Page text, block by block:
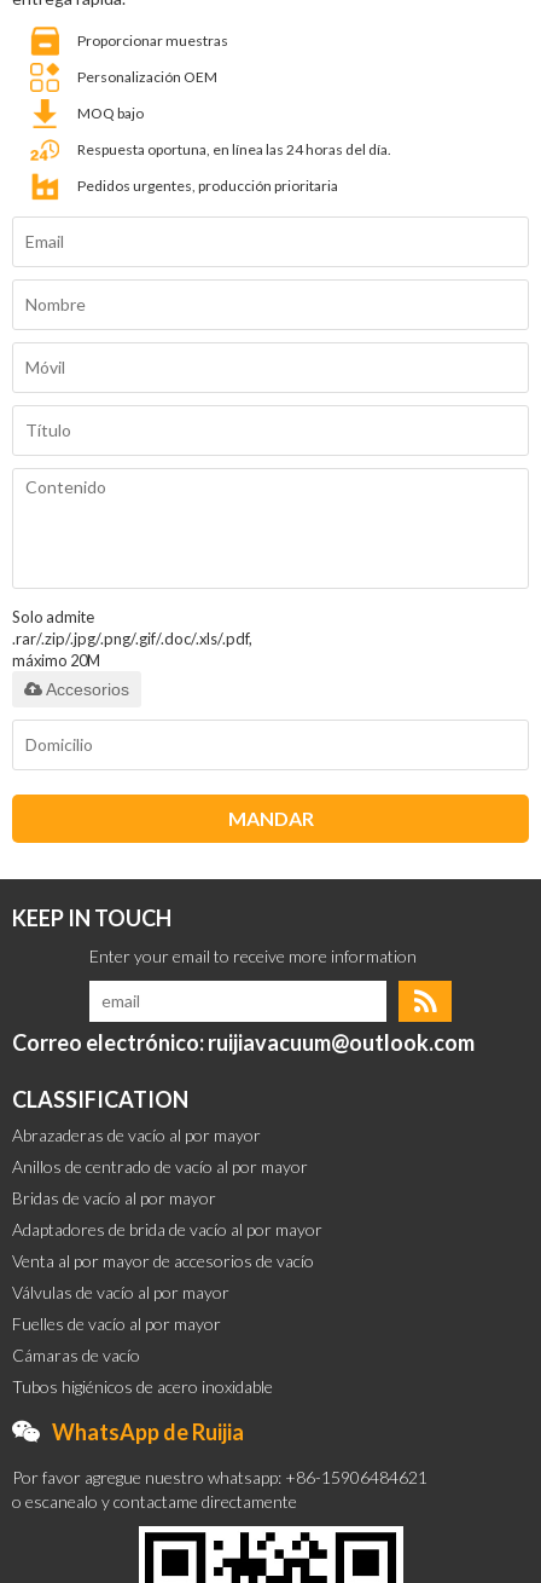
Proporcionar muestras
Personalización OEM
MOQ bajo
Respuesta oportuna, en línea las 24 horas del día.
Pedidos urgentes, producción prioritaria
Solo admite
.rar/.zip/.jpg/.png/.gif/.doc/.xls/.pdf,
máximo 20M
Accesorios
MANDAR
KEEP IN TOUCH
Correo electrónico: ruijiavacuum@outlook.com
CLASSIFICATION
Abrazaderas de vacío al por mayor
Anillos de centrado de vacío al por mayor
Bridas de vacío al por mayor
Adaptadores de brida de vacío al por mayor
Venta al por mayor de accesorios de vacío
Válvulas de vacío al por mayor
Fuelles de vacío al por mayor
Cámaras de vacío
Tubos higiénicos de acero inoxidable
WhatsApp de Ruijia
Por favor agregue nuestro whatsapp: +86-15906484621
o escanealo y contactame directamente